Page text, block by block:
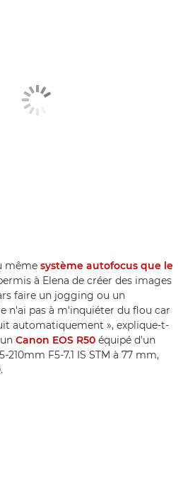
même système autofocus que le
à Elena de créer des images
faire un jogging ou un
n'ai pas à m'inquiéter du flou car
automatiquement », explique-t-
Canon EOS R50 équipé d'un
210mm F5-7.1 IS STM à 77 mm,